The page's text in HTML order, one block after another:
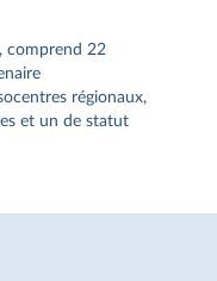
comprend 22
régionaux,
et un de statut